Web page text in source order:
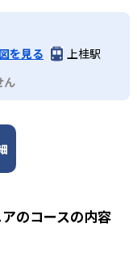
大会なども開催さ
いる。
しており、子ど
、学びを深めてい
があるコースもあ
金や教材初期費
こともあるた
を見る
上桂駅
ん
のコースの内容